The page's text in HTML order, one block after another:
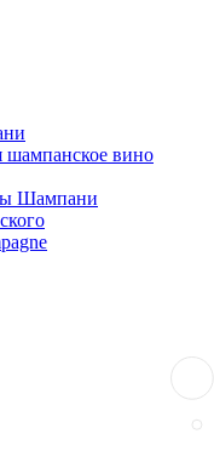
шампанское вино
Шампани